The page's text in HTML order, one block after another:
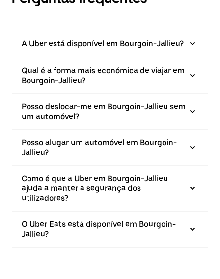
A Uber está disponível em Bourgoin-Jallieu?
Qual é a forma mais económica de viajar em
Bourgoin-Jallieu?
Posso deslocar-me em Bourgoin-Jallieu sem
um automóvel?
Posso alugar um automóvel em Bourgoin-
Jallieu?
Como é que a Uber em Bourgoin-Jallieu
ajuda a manter a segurança dos
utilizadores?
O Uber Eats está disponível em Bourgoin-
Jallieu?